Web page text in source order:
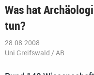
Was hat
tun?
28.08.2008
Uni Greifswald / AB